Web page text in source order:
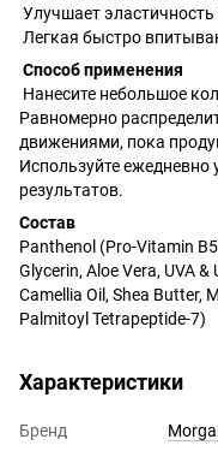
Улучшает эластичность
Легкая быстро
Способ применения
Нанесите небольшое
Равномерно
движениями, пока
Используйте
результатов.
Состав
Panthenol (Pro-Vitamin
Glycerin, Aloe Vera, UVA
Camellia Oil, Shea Butter,
Palmitoyl Tetrapeptide-7)
Характеристики
Бренд